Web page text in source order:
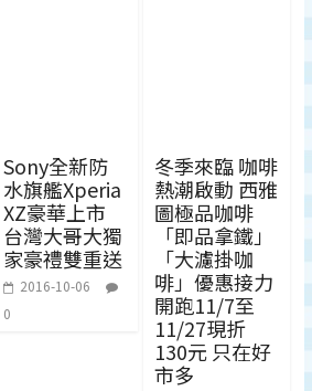
Sony全新防
水旗艦Xperia
XZ豪華上市
台灣大哥大獨
家豪禮雙重送
2016-10-06
0
冬季來臨 咖啡
熱潮啟動 西雅
圖極品咖啡
「即品拿鐵」
「大濾掛咖
啡」優惠接力
開跑11/7至
11/27現折
130元 只在好
市多